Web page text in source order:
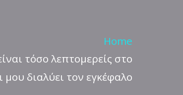
Home
τόσο λεπτομερείς στο
μου διαλύει τον εγκέφαλο